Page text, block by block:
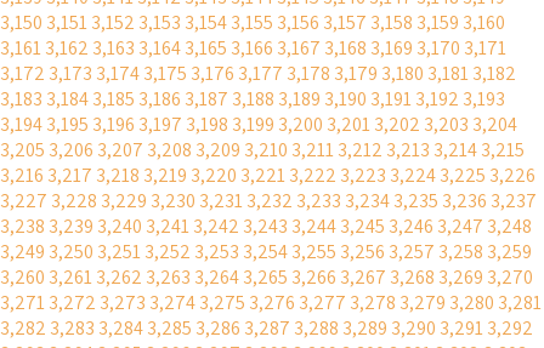
3,150 3,1513,152 3,153 3,1543,155 3,156 3,157 3,158 3,159 3,160
3,1613,162 3,163 3,1643,165 3,166 3,167 3,168 3,169 3,170 3,171
3,172 3,173 3,1743,175 3,176 3,177 3,178 3,179 3,180 3,1813,182
3,183 3,1843,185 3,186 3,187 3,188 3,189 3,190 3,1913,192 3,193
3,1943,195 3,196 3,197 3,198 3,199 3,200 3,2013,202 3,203 3,204
3,205 3,206 3,207 3,208 3,209 3,210 3,2113,212 3,213 3,2143,215
3,216 3,217 3,218 3,219 3,220 3,2213,222 3,223 3,2243,225 3,226
3,227 3,228 3,229 3,230 3,2313,232 3,233 3,2343,235 3,236 3,237
3,238 3,239 3,240 3,2413,242 3,243 3,2443,245 3,246 3,247 3,248
3,249 3,250 3,2513,252 3,253 3,2543,255 3,256 3,257 3,258 3,259
3,260 3,2613,262 3,263 3,2643,265 3,266 3,267 3,268 3,269 3,270
3,2713,272 3,273 3,2743,275 3,276 3,277 3,278 3,279 3,280 3,281
3,282 3,283 3,2843,285 3,286 3,287 3,288 3,289 3,290 3,2913,292